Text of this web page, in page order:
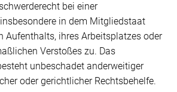
bei einer
in dem Mitgliedstaat
Aufenthalts, ihres Arbeitsplatzes oder
Verstoßes zu. Das
unbeschadet anderweitiger
oder gerichtlicher Rechtsbehelfe.